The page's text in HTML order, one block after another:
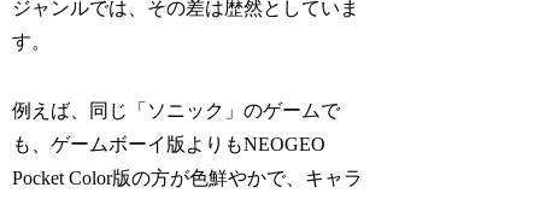
ジャンルでは、その差は歴然としていま
す。
例えば、同じ「ソニック」のゲームで
も、ゲームボーイ版よりもNEOGEO
Pocket Color版の方が色鮮やかで、キャラ